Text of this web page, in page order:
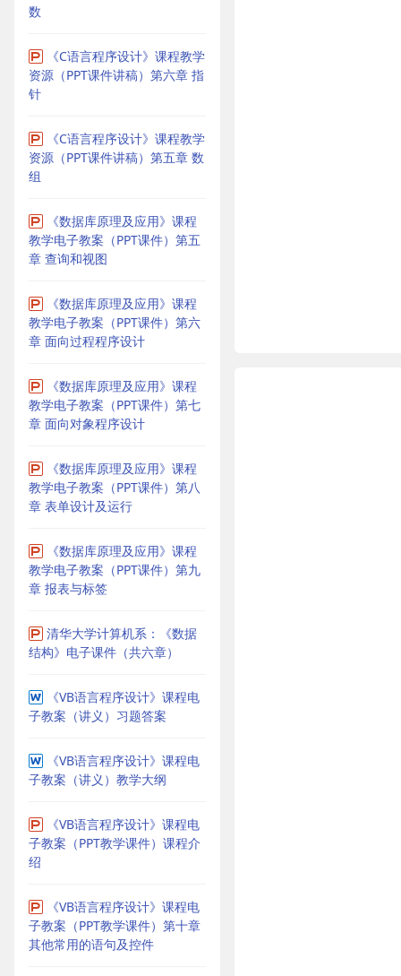
数
《C语言程序设计》课程教学
资源（PPT课件讲稿）第六章 指
针
《C语言程序设计》课程教学
资源（PPT课件讲稿）第五章 数
组
《数据库原理及应用》课程
教学电子教案（PPT课件）第五
章 查询和视图
《数据库原理及应用》课程
教学电子教案（PPT课件）第六
章 面向过程程序设计
《数据库原理及应用》课程
教学电子教案（PPT课件）第七
章 面向对象程序设计
《数据库原理及应用》课程
教学电子教案（PPT课件）第八
章 表单设计及运行
《数据库原理及应用》课程
教学电子教案（PPT课件）第九
章 报表与标签
清华大学计算机系：《数据
结构》电子课件（共六章）
《VB语言程序设计》课程电
子教案（讲义）习题答案
《VB语言程序设计》课程电
子教案（讲义）教学大纲
《VB语言程序设计》课程电
子教案（PPT教学课件）课程介
绍
《VB语言程序设计》课程电
子教案（PPT教学课件）第十章
其他常用的语句及控件